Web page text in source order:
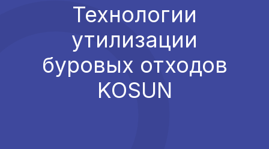
Технологии
утилизации
буровых отходов
KOSUN